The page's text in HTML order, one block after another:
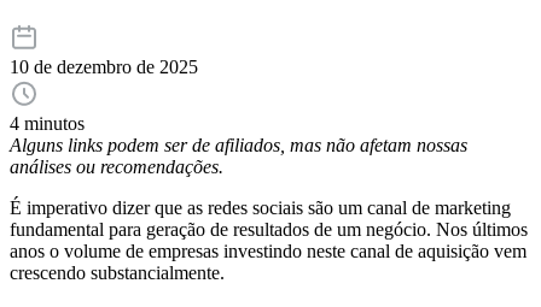
10 de dezembro de 2025
4 minutos
Alguns links podem ser de afiliados, mas não afetam nossas
análises ou recomendações.
É imperativo dizer que as redes sociais são um canal de marketing
fundamental para geração de resultados de um negócio. Nos últimos
anos o volume de empresas investindo neste canal de aquisição vem
crescendo substancialmente.